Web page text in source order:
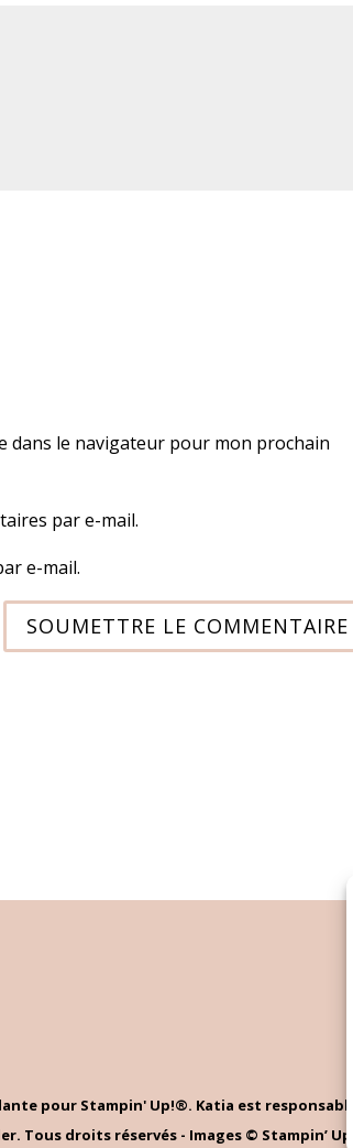
dans le navigateur pour mon prochain
par e-mail.
e-mail.
SOUMETTRE LE COMMENTAIRE
pour Stampin' Up!®. Katia est
droits réservés - Images © Stampin’